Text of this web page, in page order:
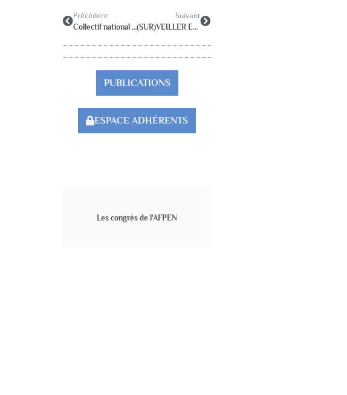
Précédent
Collectif national RASED
Suivant
(SUR)VEILLER ET (P)UNIR, sanction et protection, jusqu’où…?
PUBLICATIONS
ESPACE ADHÉRENTS
Les congrès de l'AFPEN